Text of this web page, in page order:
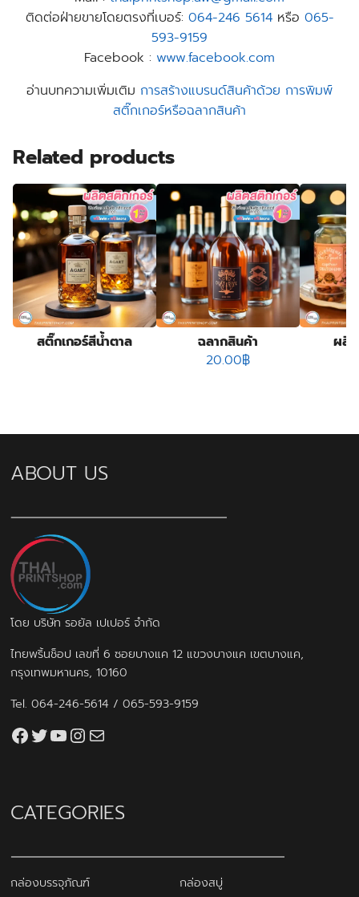
ติดต่อฝ่ายขายโดยตรงที่เบอร์: 064-246 5614หรือ 065-
593-9159
Facebook : www.facebook.com
อ่านบทความเพิ่มเติม การสร้างแบรนด์สินค้าด้วย การพิมพ์
สติ๊กเกอร์หรือฉลากสินค้า
Related products
สติ๊กเกอร์สีน้ำตาล
ฉลากสินค้า
20.00฿
ผลิ
ABOUT US
โดย บริษัท รอยัล เปเปอร์ จำกัด
ไทยพริ้นช็อป เลขที่ 6 ซอยบางแค 12 แขวงบางแค เขตบางแค,
กรุงเทพมหานคร, 10160
Tel.064-246-5614 /065-593-9159
Facebook
Twitter
YouTube
Instagram
thaiprintshop.aw@gmail.com
CATEGORIES
กล่องบรรจุภัณฑ์
กล่องสบู่